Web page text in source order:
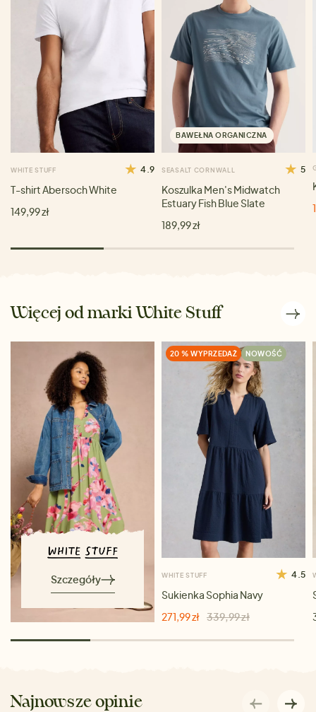
WHITE STUFF 4.9
T-shirt Abersoch White
149,99 zł
BAWEŁNA ORGANICZNA
SEASALT CORNWALL 5
Koszulka Men's Midwatch
Estuary Fish Blue Slate
189,99 zł
Więcej od marki White Stuff
Szczegóły
20 % WYPRZEDAŻ NOWOŚĆ
WHITE STUFF 4.5
Sukienka Sophia Navy
271,99 zł 339,99 zł
Najnowsze opinie